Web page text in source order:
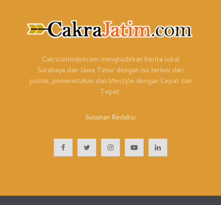
CakraJatimdotcom menghadirkan berita lokal
Surabaya dan Jawa Timur dengan isu terkini dari
politik, pemerintahan dan lifestyle dengan Cepat dan
Tepat.
Susunan Redaksi